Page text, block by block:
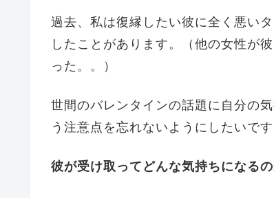
過去、私は復縁したい彼に全く悪い
したことがあります。（他の女性が
った。。）
世間のバレンタインの話題に自分の
う注意点を忘れないようにしたいです
彼が受け取ってどんな気持ちになるの